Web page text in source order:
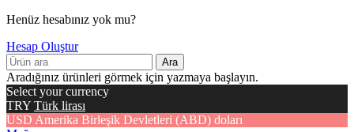
Henüz hesabınız yok mu?
Hesap Oluştur
Ara
Aradığınız ürünleri görmek için yazmaya başlayın.
Select your currency
TRY Türk lirası
USD Amerika Birleşik Devletleri (ABD) doları